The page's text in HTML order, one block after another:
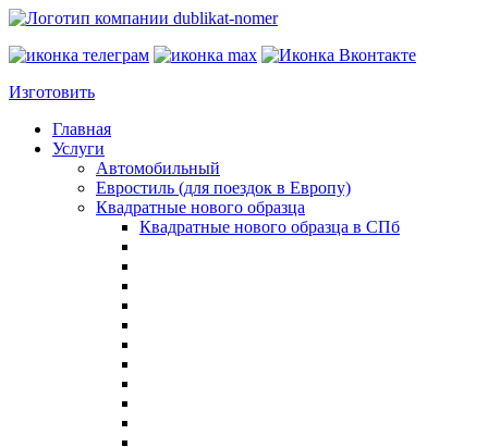
Изготовить
Главная
Услуги
Автомобильный
Евростиль (для поездок в Европу)
Квадратные нового образца
Квадратные нового образца в СПб